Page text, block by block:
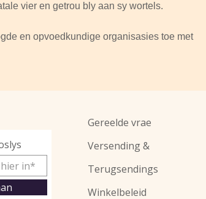
vier en getrou bly aan sy wortels.
en opvoedkundige organisasies toe met
Gereelde vrae
Versending &
Terugsendings
Winkelbeleid